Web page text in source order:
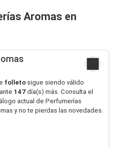
Aromas en
folletosigue siendo válido
147día(s) más. Consulta el
actual de Perfumerías
y no te pierdas las novedades.